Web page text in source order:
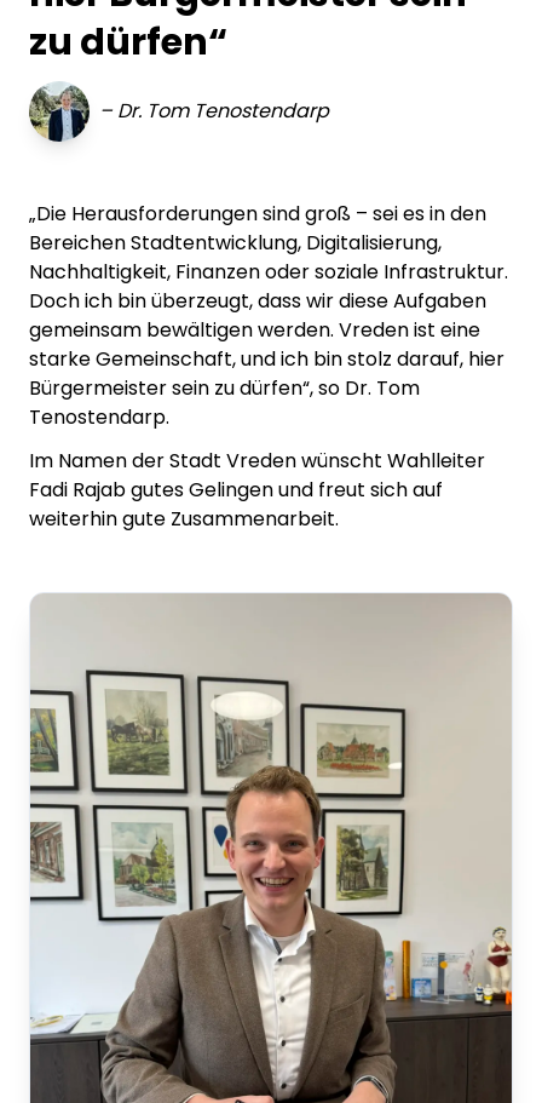
zu dürfen“
– Dr. Tom Tenostendarp
„Die Herausforderungen sind groß – sei es in den
Bereichen Stadtentwicklung, Digitalisierung,
Nachhaltigkeit, Finanzen oder soziale Infrastruktur.
Doch ich bin überzeugt, dass wir diese Aufgaben
gemeinsam bewältigen werden. Vreden ist eine
starke Gemeinschaft, und ich bin stolz darauf, hier
Bürgermeister sein zu dürfen“, so Dr. Tom
Tenostendarp.
Im Namen der Stadt Vreden wünscht Wahlleiter
Fadi Rajab gutes Gelingen und freut sich auf
weiterhin gute Zusammenarbeit.